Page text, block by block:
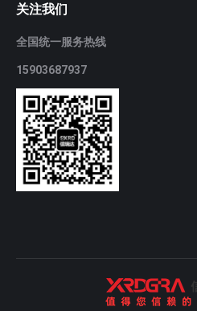
关注我们
全国统一服务热线
15903687937